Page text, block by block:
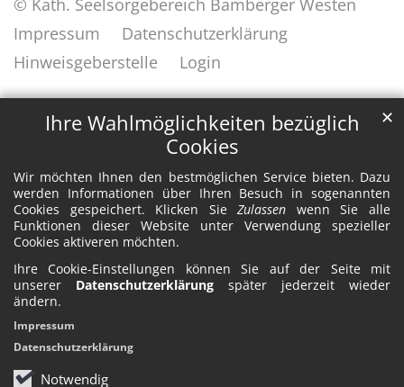
Ihre Wahlmöglichkeiten bezüglich
Cookies
Wir möchten Ihnen den bestmöglichen Service bieten. Dazu
werden Informationen über Ihren Besuch in sogenannten
Cookies gespeichert. Klicken SieZulassen wenn Sie alle
Funktionen dieser Website unter Verwendung spezieller
Cookies aktiveren möchten.
Ihre Cookie-Einstellungen können Sie auf der Seite mit
unserer Datenschutzerklärung später jederzeit wieder
ändern.
Notwendig
✕
Impressum
Datenschutzerklärung
Impressum
Datenschutzerklärung
Hinweisgeberstelle
Login